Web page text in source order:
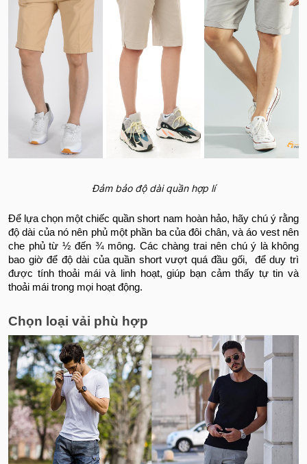
Đảm bảo độ dài quần hợp lí
Để lựa chọn một chiếc quần short nam hoàn hảo, hãy chú ý rằng
độ dài của nó nên phủ một phần ba của đôi chân, và áo vest nên
che phủ từ ½ đến ¾ mông. Các chàng trai nên chú ý là không
bao giờ để độ dài của quần short vượt quá đầu gối, để duy trì
được tính thoải mái và linh hoạt, giúp bạn cảm thấy tự tin và
thoải mái trong mọi hoạt động.
Chọn loại vải phù hợp